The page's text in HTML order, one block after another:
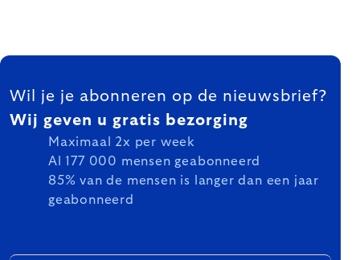
FOOTER
Wil je je abonneren op de nieuwsbrief?
Wij geven u gratis bezorging
Maximaal 2x per week
Al 177 000 mensen geabonneerd
85% van de mensen is langer dan een jaar
geabonneerd